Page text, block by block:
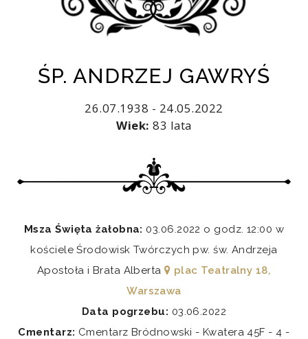
ŚP. ANDRZEJ GAWRYŚ
26.07.1938 - 24.05.2022
Wiek: 83 lata
Msza Święta żałobna: 03.06.2022 o godz. 12:00 w
kościele Środowisk Twórczych pw. św. Andrzeja
Apostoła i Brata Alberta
plac Teatralny 18,
Warszawa
Data pogrzebu: 03.06.2022
Cmentarz: Cmentarz Bródnowski - Kwatera 45F - 4 -